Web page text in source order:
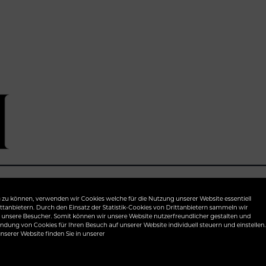
können, verwenden wir Cookies welche für die Nutzung unserer Website essentiell
Durch den Einsatz der Statistik-Cookies von Drittanbietern sammeln wir
Besucher. Somit können wir unsere Website nutzerfreundlicher gestalten und
von Cookies für Ihren Besuch auf unserer Website individuell steuern und einstellen.
Website finden Sie in unserer
nicht gefunden werden. Vielleicht hilft die Suchfunktion.